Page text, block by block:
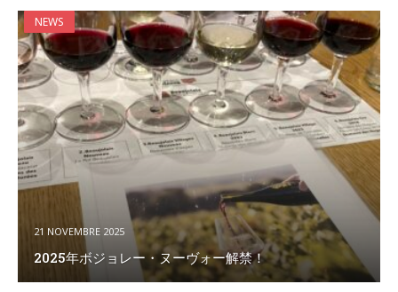
NEWS
21 NOVEMBRE 2025
2025年ボジョレー・ヌーヴォー解禁！